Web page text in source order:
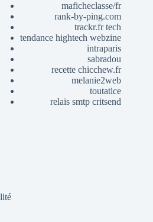
maficheclasse/fr
rank-by-ping.com
trackr.fr tech
tendance hightech webzine
intraparis
sabradou
recette chicchew.fr
melanie2web
toutatice
relais smtp critsend